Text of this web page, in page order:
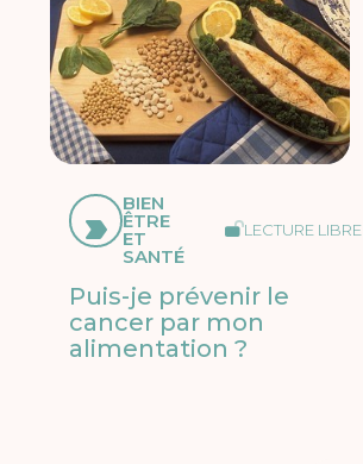
BIEN
ÊTRE
ET
SANTÉ
LECTURE LIBRE
Puis-je prévenir le
cancer par mon
alimentation ?